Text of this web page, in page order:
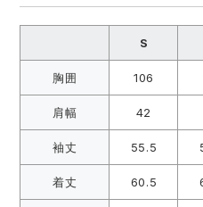
S
胸囲 106
肩幅 42
袖丈 55.5
着丈 60.5